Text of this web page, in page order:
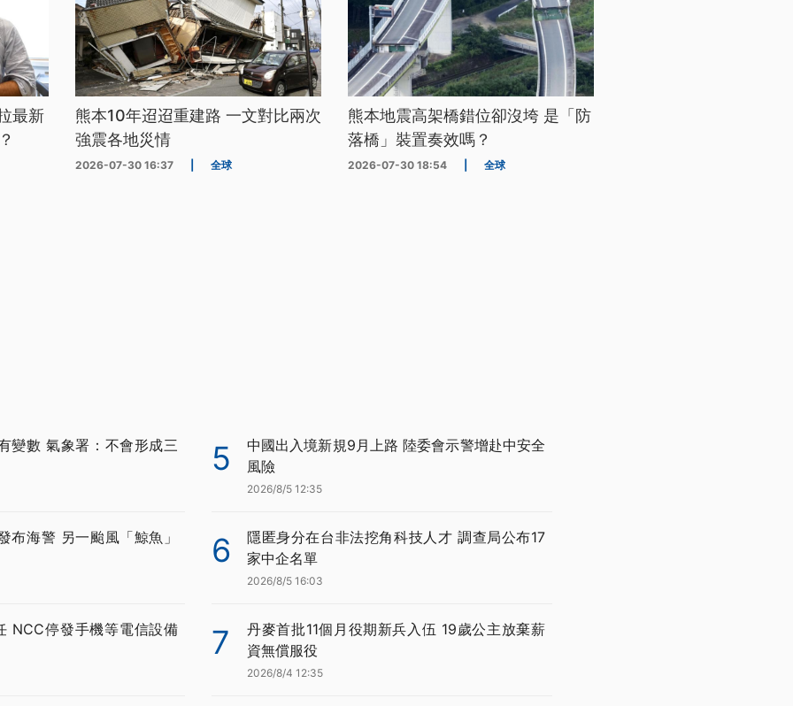
最新
熊本10年迢迢重建路 一文對比兩次
強震各地災情
2026-07-30 16:37 全球
熊本地震高架橋錯位卻沒垮 是「防
落橋」裝置奏效嗎？
2026-07-30 18:54 全球
變數 氣象署：不會形成三
布海警 另一颱風「鯨魚」
NCC停發手機等電信設備
5
中國出入境新規9月上路 陸委會示警增赴中安全
風險
2026/8/5 12:35
6
隱匿身分在台非法挖角科技人才 調查局公布17
家中企名單
2026/8/5 16:03
7
丹麥首批11個月役期新兵入伍 19歲公主放棄薪
資無償服役
2026/8/4 12:35